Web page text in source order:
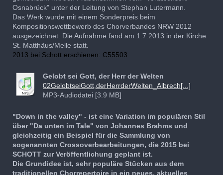
Osnabrück" unter der Leitung von Stephan Lutermann.
Das Werk wurde mit einem Sonderpreis beim
Kompositionswettbewerb des Chorverbandes NRW 2012
ausgezeichnet. Die Aufnahme fand am 1.7.2013 in der Kirche
St. Matthäus/Melle statt.
2013 bei Schott erschienen: C55503
Gelobt sei Gott, der Herr der Welten
02GelobtseiGott,derHerrderWelten_Albrech[...]
MP3-Audiodatei [3.9 MB]
"Down in the valley" - ist eine Variation im populären Stil
über "Da unten im Tale" von Johannes Brahms und
gleichzeitig ein Beispiel für die Sammlung von
sogenannten Crossoverbearbeitungen, die 2015 bei
SCHOTT zur Veröffentlichung geplant ist.
Die Grundidee ist, sehr populäre Stücken aus dem
traditionellen Chorrepertoire in ein neues, aktuelles